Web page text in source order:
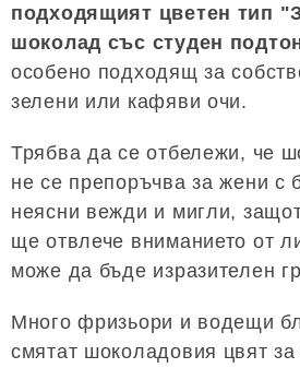
подходящият цветен тип
шоколад със студен
особено подходящ за
зелени или кафяви очи.
Трябва да се отбележи, че
не се препоръчва за жени с
неясни вежди и мигли,
ще отвлече вниманието от
може да бъде изразителен
Много фризьори и водещи
смятат шоколадовия цвят за